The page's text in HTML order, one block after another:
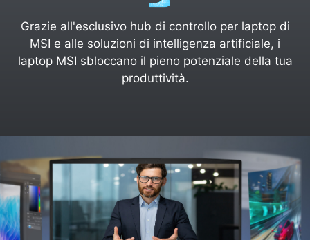
Grazie all'esclusivo hub di controllo per laptop di
MSI e alle soluzioni di intelligenza artificiale, i
laptop MSI sbloccano il pieno potenziale della tua
produttività.